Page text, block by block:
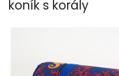
koník s korály